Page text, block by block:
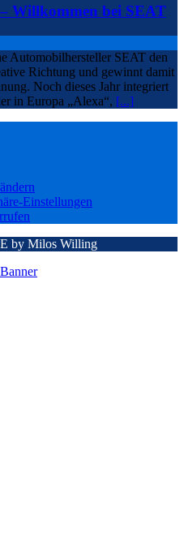
Willkommen bei SEAT
Automobilhersteller SEAT den
Richtung und gewinnt damit
Noch dieses Jahr integriert
in Europa „Alexa“, [...]
Einstellungen
by Milos Willing